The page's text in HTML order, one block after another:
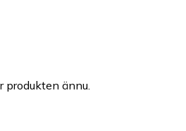
produkten ännu.